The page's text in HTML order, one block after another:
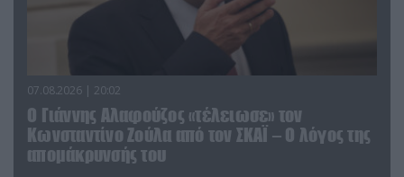
07.08.2026 | 20:02
Ο Γιάννης Αλαφούζος «τέλειωσε» τον
Κωνσταντίνο Ζούλα από τον ΣΚΑΪ – Ο λόγος της
απομάκρυνσής του